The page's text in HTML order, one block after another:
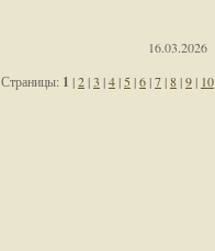
16.03.2026
Страницы: 1 |2|3 |4| 5 |6|7|8|9| 10